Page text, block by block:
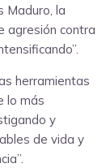
Maduro, la
agresión contra
herramientas
lo más
y
de vida y